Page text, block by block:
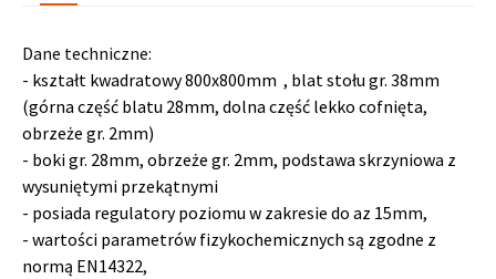
Dane techniczne:
- kształt kwadratowy 800x800mm , blat stołu gr. 38mm
(górna część blatu 28mm, dolna część lekko cofnięta,
obrzeże gr. 2mm)
- boki gr. 28mm, obrzeże gr. 2mm, podstawa skrzyniowa z
wysuniętymi przekątnymi
- posiada regulatory poziomu w zakresie do az 15mm,
- wartości parametrów fizykochemicznych są zgodne z
normą EN14322,